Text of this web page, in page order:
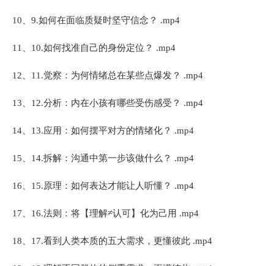
10、9.如何在面临质疑时坚守信念？ .mp4
11、10.如何找准自己的身份定位？ .mp4
12、11.觉察：为何情绪总在某些点爆发？ .mp4
13、12.分析：内在小孩有哪些受伤感受？ .mp4
14、13.应用：如何摆平对方的情绪化？ .mp4
15、14.拆解：沟通中第一步该做什么？ .mp4
16、15.原理：如何表达才能让人听懂？ .mp4
17、16.法则：将【理解≠认可】化为己用 .mp4
18、17.看到人类本质的五大需求，更懂彼此 .mp4